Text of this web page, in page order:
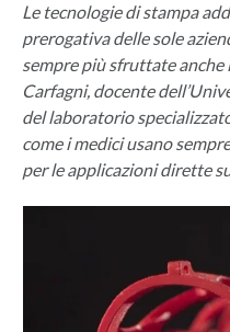
Le tecnologie di stampa
prerogativa delle sole
sempre più sfruttate
Carfagni, docente
del laboratorio
come i medici usano
per le applicazioni dirette